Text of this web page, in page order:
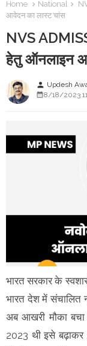
Home National
आवेदन का लास्ट चांस
NVS
हेतु ऑनलाइन
person Updesh
8/18/2023
भारत सरकार के
भारत देश में संचालित
अब आखरी मौका
2023 थी इसे